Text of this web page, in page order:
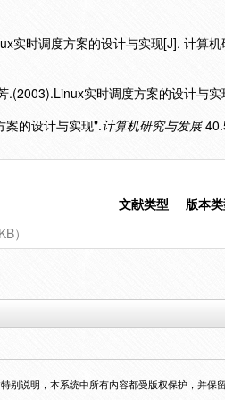
实时调度方案的设计与实现[J]. 计算
.(2003).Linux实时调度方案的设计与实
案的设计与实现".计算机研究与发展
文献类型 版本
）
别说明，本系统中所有内容都受版权保护，并保留